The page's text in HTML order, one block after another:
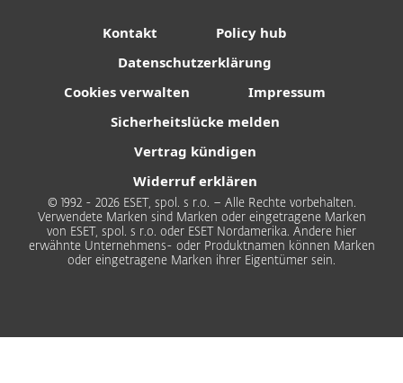
Kontakt
Policy hub
Datenschutzerklärung
Cookies verwalten
Impressum
Sicherheitslücke melden
Vertrag kündigen
Widerruf erklären
© 1992 - 2026 ESET, spol. s r.o. – Alle Rechte vorbehalten.
Verwendete Marken sind Marken oder eingetragene Marken
von ESET, spol. s r.o. oder ESET Nordamerika. Andere hier
erwähnte Unternehmens- oder Produktnamen können Marken
oder eingetragene Marken ihrer Eigentümer sein.